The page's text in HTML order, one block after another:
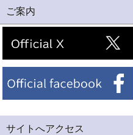
ご案内
サイトへアクセス